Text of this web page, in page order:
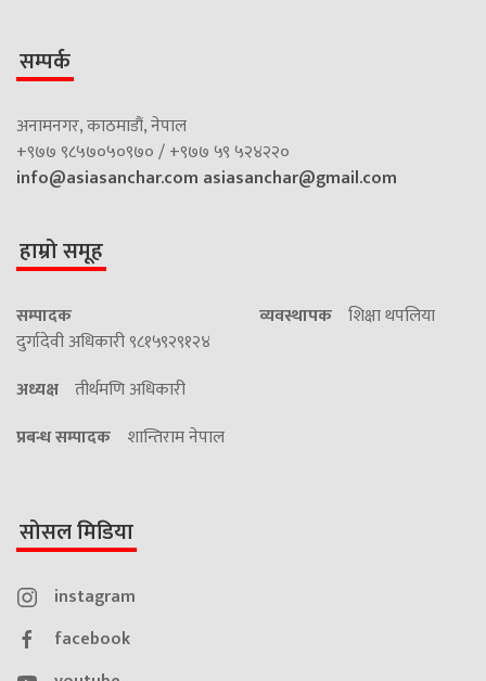
सम्पर्क
अनामनगर, काठमाडौं, नेपाल
+९७७ ९८५७०५०९७० / +९७७ ५९ ५२४२२०
info@asiasanchar.com asiasanchar@gmail.com
हाम्रो समूह
सम्पादक
दुर्गादेवी अधिकारी ९८१५९२९१२४
व्यवस्थापक शिक्षा थपलिया
अध्यक्ष तीर्थमणि अधिकारी
प्रबन्ध सम्पादक शान्तिराम नेपाल
सोसल मिडिया
instagram
facebook